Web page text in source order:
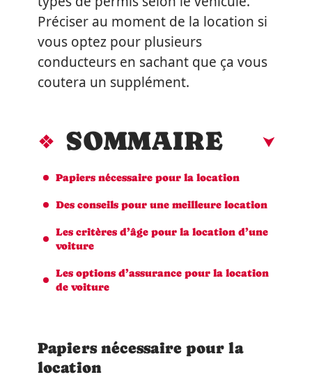
Préciser au moment de la location si
vous optez pour plusieurs
conducteurs en sachant que ça vous
coutera un supplément.
SOMMAIRE
Papiers nécessaire pour la location
Des conseils pour une meilleure location
Les critères d’âge pour la location d’une
voiture
Les options d’assurance pour la location
de voiture
Papiers nécessaire pour la
location